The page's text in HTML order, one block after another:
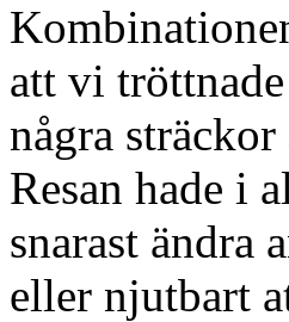
att vi
några sträckor
Resan hade i
snarast ändra
eller njutbart